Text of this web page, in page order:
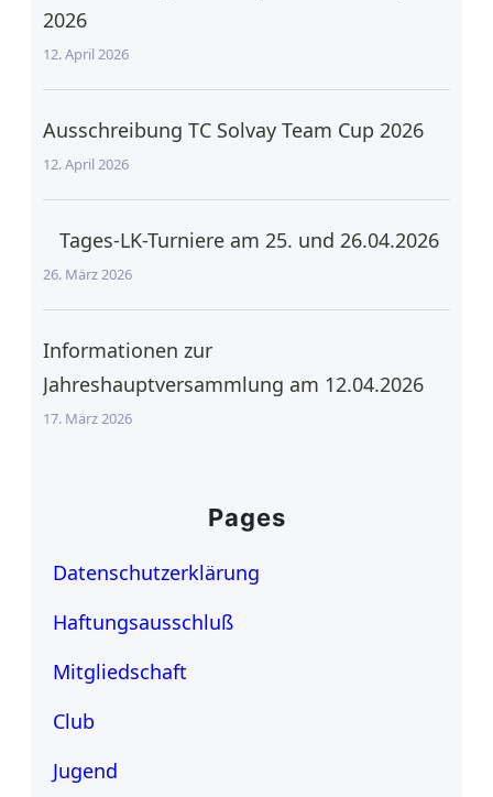
2026
12. April 2026
Ausschreibung TC Solvay Team Cup 2026
12. April 2026
Tages-LK-Turniere am 25. und 26.04.2026
26. März 2026
Informationen zur
Jahreshauptversammlung am 12.04.2026
17. März 2026
Pages
Datenschutzerklärung
Haftungsausschluß
Mitgliedschaft
Club
Jugend